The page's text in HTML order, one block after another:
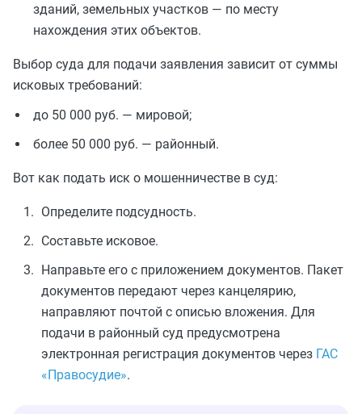
зданий, земельных участков — по месту
нахождения этих объектов.
Выбор суда для подачи заявления зависит от суммы
исковых требований:
до 50 000 руб. — мировой;
более 50 000 руб. — районный.
Вот как подать иск о мошенничестве в суд:
Определите подсудность.
Составьте исковое.
Направьте его с приложением документов. Пакет
документов передают через канцелярию,
направляют почтой с описью вложения. Для
подачи в районный суд предусмотрена
электронная регистрация документов через ГАС
«Правосудие».